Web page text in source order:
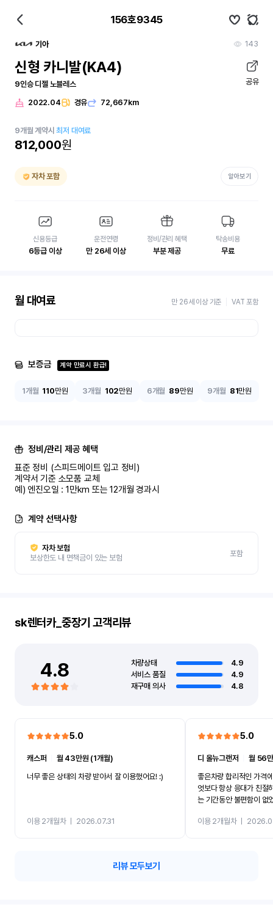
156호9345
기아 143
신형 카니발(KA4)
9인승 디젤 노블레스 공유
2022.04 경유 72,667km
9개월 계약시최저 대여료
812,000원
자차 포함 알아보기
신용등급
6등급 이상
운전연령
만 26세 이상
정비/관리 혜택
부분 제공
탁송비용
무료
월 대여료 만 26세 이상 기준 VAT 포함
보증금 계약 만료시 환급!
1개월 110만원 3개월 102만원 6개월 89만원 9개월 81만원
정비/관리 제공 혜택
표준 정비 (스피드메이트 입고 정비)
계약서 기준 소모품 교체
예) 엔진오일 : 1만km 또는 12개월 경과시
계약 선택사항
자차 보험
보상한도 내 면책금이 있는 보험
포함
sk렌터카_중장기 고객리뷰
4.8 차량상태
4.9
서비스 품질
4.9
재구매 의사
4.8
5.0
캐스퍼
월 43만원 (1개월)
너무 좋은 상태의 차량 받아서 잘 이용했어요! :)
이용 2개월차ㅣ 2026.07.31
5.0
디 올뉴그랜저 ㅣ월 56
좋은차량 합리적인 가격
엇보다 항상 응대가 친절
는 기간동안 불편함이 없
카 렌트 고민없이 강추합
이용 2개월차ㅣ
리뷰 모두보기